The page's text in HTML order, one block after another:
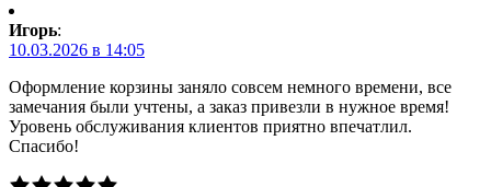
Игорь:
10.03.2026 в 14:05
Оформление корзины заняло совсем немного времени, все
замечания были учтены, а заказ привезли в нужное время!
Уровень обслуживания клиентов приятно впечатлил.
Спасибо!